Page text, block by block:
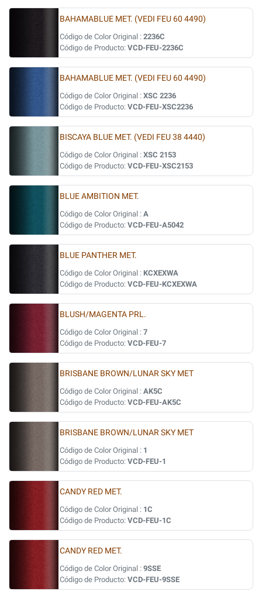
BAHAMABLUE MET. (VEDI FEU 60 4490)
Código de Color Original : 2236C
Código de Producto: VCD-FEU-2236C
BAHAMABLUE MET. (VEDI FEU 60 4490)
Código de Color Original : XSC 2236
Código de Producto: VCD-FEU-XSC2236
BISCAYA BLUE MET. (VEDI FEU 38 4440)
Código de Color Original : XSC 2153
Código de Producto: VCD-FEU-XSC2153
BLUE AMBITION MET.
Código de Color Original : A
Código de Producto: VCD-FEU-A5042
BLUE PANTHER MET.
Código de Color Original : KCXEXWA
Código de Producto: VCD-FEU-KCXEXWA
BLUSH/MAGENTA PRL.
Código de Color Original : 7
Código de Producto: VCD-FEU-7
BRISBANE BROWN/LUNAR SKY MET
Código de Color Original : AK5C
Código de Producto: VCD-FEU-AK5C
BRISBANE BROWN/LUNAR SKY MET
Código de Color Original : 1
Código de Producto: VCD-FEU-1
CANDY RED MET.
Código de Color Original : 1C
Código de Producto: VCD-FEU-1C
CANDY RED MET.
Código de Color Original : 9SSE
Código de Producto: VCD-FEU-9SSE